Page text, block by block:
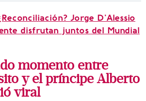
Jorge D’Alessio
disfrutan juntos del Mundial
momento entre
y el príncipe Alberto
viral